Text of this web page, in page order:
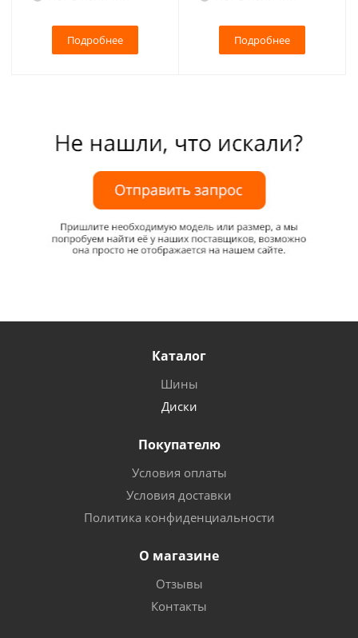
Подробнее Подробнее
Каталог
Шины
Диски
Покупателю
Условия оплаты
Условия доставки
Политика конфиденциальности
О магазине
Отзывы
Контакты